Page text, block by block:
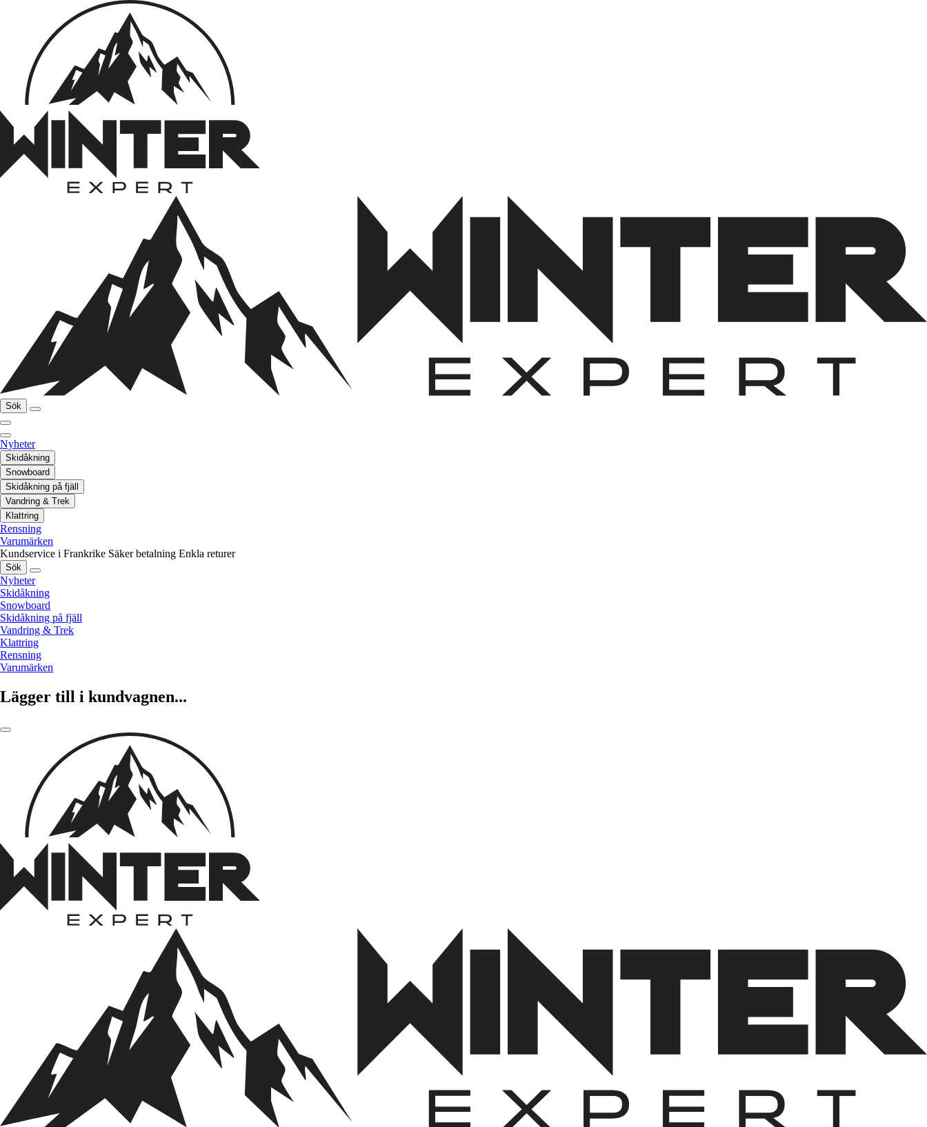
Sök
Nyheter
Skidåkning
Snowboard
Skidåkning på fjäll
Vandring & Trek
Klattring
Rensning
Varumärken
Kundservice i Frankrike Säker betalning Enkla returer
Sök
Nyheter
Skidåkning
Snowboard
Skidåkning på fjäll
Vandring & Trek
Klattring
Rensning
Varumärken
Lägger till i kundvagnen...